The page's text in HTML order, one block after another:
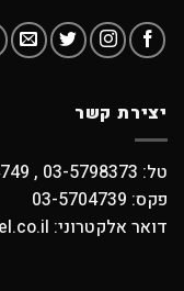
יצירת קשר
טל: 03-5798373 , 03-6194749
פקס: 03-5704739
דואר אלקטרוני: vizel@vizel.co.il